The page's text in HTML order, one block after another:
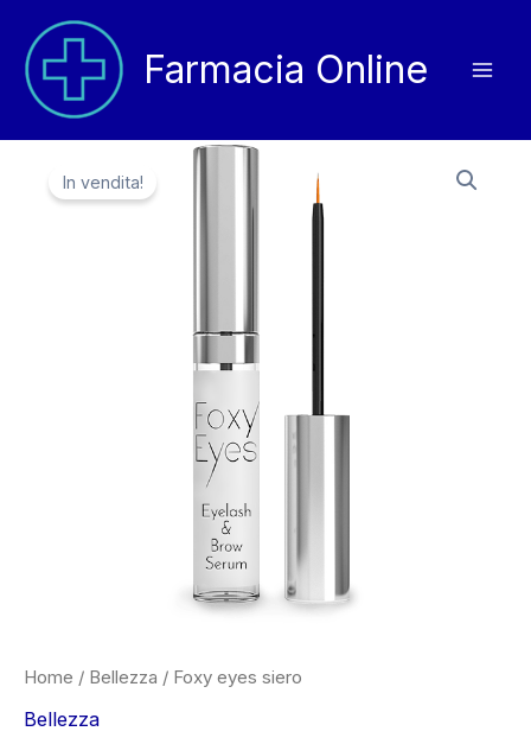
contenuto
Farmacia Online
In vendita!
Home / Bellezza / Foxy eyes siero
Bellezza